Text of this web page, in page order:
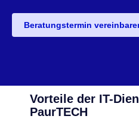
Beratungstermin
Vorteile der IT-
PaurTECH